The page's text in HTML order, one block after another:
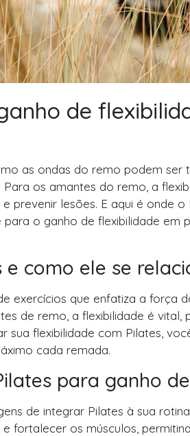
de
as ondas do remo podem ser
os amantes do remo, a
prevenir lesões. E aqui é onde
para o ganho de flexibilidade
e como ele se
exercícios que enfatiza a força
de remo, a flexibilidade é
sua flexibilidade com Pilates,
cada remada.
para ganho
de integrar Pilates à sua
fortalecer os músculos,